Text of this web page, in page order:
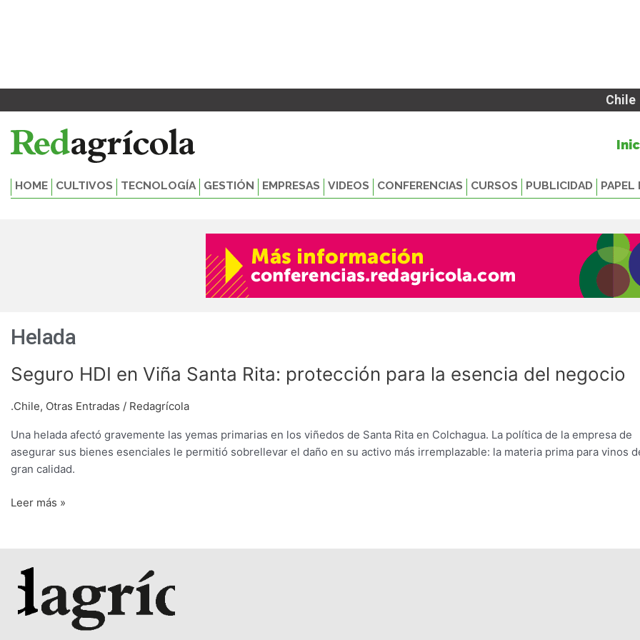
Chile
HOME CULTIVOS TECNOLOGÍA GESTIÓN EMPRESAS VIDEOS CONFERENCIAS CURSOS PUBLICIDAD PAPEL
Helada
Seguro HDI en Viña Santa Rita: protección para la esencia del negocio
.Chile, Otras Entradas / Redagrícola
Una helada afectó gravemente las yemas primarias en los viñedos de Santa Rita en Colchagua. La política de la empresa de
asegurar sus bienes esenciales le permitió sobrellevar el daño en su activo más irremplazable: la materia prima para vinos
gran calidad.
Seguro
en
Santa
Rita:
protección
la
Leer más »